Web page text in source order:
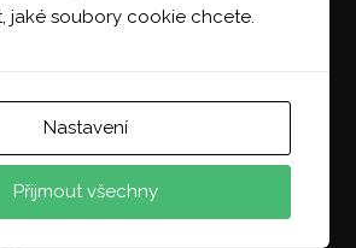
PS-1
PS-4
jaké soubory cookie chcete.
Nastavení
Přijmout všechny